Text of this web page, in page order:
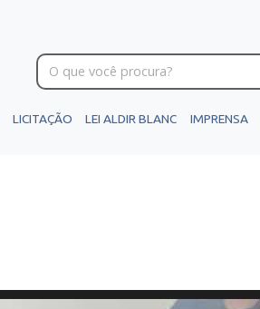
LICITAÇÃO LEI ALDIR BLANC IMPRENSA